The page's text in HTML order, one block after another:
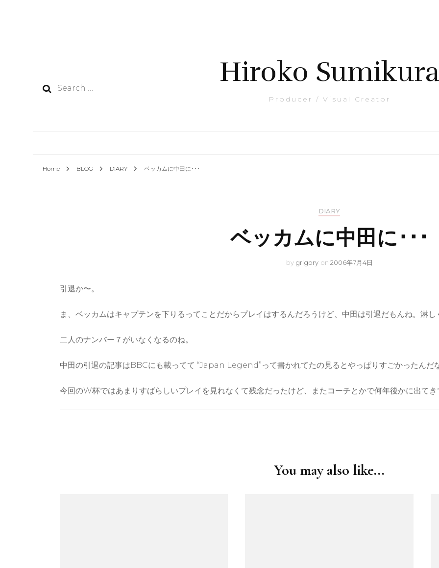
Search
Hiroko Sumikura
Producer / Visual Creator
Home BLOG DIARY ベッカムに中田に･･･
DIARY
ベッカムに中田に･･･
by grigory on 2006年7月4日
引退か〜。
ま、ベッカムはキャプテンを下りるってことだからプレイはするんだろうけど、中田は引退だもんね。淋し
二人のナンバー７がいなくなるのね。
中田の引退の記事はBBCにも載ってて “Japan Legend”って書かれてたの見るとやっぱりすごかったんだ
今回のW杯ではあまりすばらしいプレイを見れなくて残念だったけど、またコーチとかで何年後かに出てき
You may also like...